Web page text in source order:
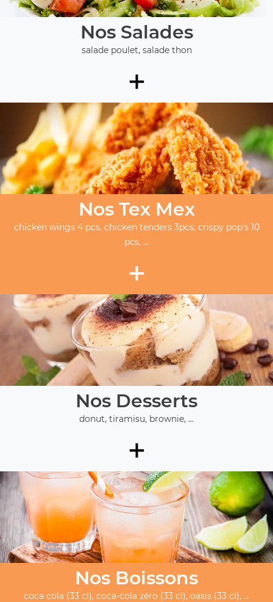
Nos Salades
salade poulet, salade thon
+
Nos Tex Mex
chicken wings 4 pcs, chicken tenders 3pcs, crispy pop's 10
pcs, ...
+
Nos Desserts
donut, tiramisu, brownie, ...
+
Nos Boissons
coca cola (33 cl), coca-cola zéro (33 cl), oasis (33 cl), ...